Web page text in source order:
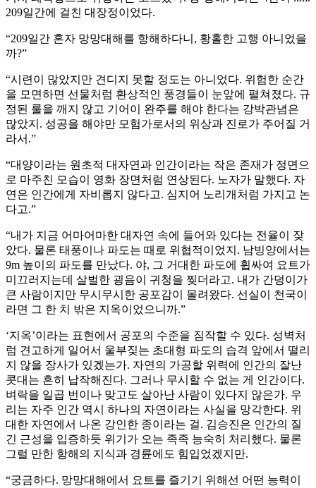
209일간에 걸친 대장정이었다.
“209일간 혼자 망망대해를 항해하다니, 황홀한 고행 아니었을
까?”
“시련이 많았지만 견디지 못할 정도는 아니었다. 위험한 순간
을 모면하면 선물처럼 환상적인 풍경들이 눈앞에 펼쳐졌다. 규
정된 룰을 깨지 않고 기어이 완주를 해야 한다는 강박관념은
많았지. 성공을 해야만 모험가로서의 위상과 진로가 주어질 거
라서.”
“대양이라는 원초적 대자연과 인간이라는 작은 존재가 정면으
로 마주친 모습이 영화 장면처럼 연상된다. 노자가 말했다. 자
연은 인간에게 자비롭지 않다고. 심지어 노리개처럼 가지고 논
다고.”
“내가 지금 어마어마한 대자연 속에 들어와 있다는 전율이 잦
았다. 물론 태풍이나 파도는 때로 위협적이었지. 남빙양에서는
9m 높이의 파도를 만났다. 야, 그 거대한 파도에 휩싸여 요트가
미끄러지는데 살벌한 굉음이 귀청을 찢더라고. 내가 간덩이가
큰 사람이지만 무시무시한 공포감이 몰려왔다. 선실이 천국이
라면 그 한 치 밖은 지옥이었으니까.”
‘지옥’이라는 표현에서 공포의 수준을 짐작할 수 있다. 성벽처
럼 견고하게 일어서 울부짖는 초대형 파도의 습격 앞에서 떨리
지 않을 장사가 있겠는가. 자연의 가공할 위력에 인간의 잘난
콧대는 흔히 납작해진다. 그러나 무시할 수 없는 게 인간이다.
벼락을 일곱 번이나 맞고도 살아난 사람이 있다지 않은가. 우
리는 자주 인간 역시 하나의 자연이라는 사실을 망각한다. 위
대한 자연에서 나온 강인한 종이라는 걸. 김승진은 인간의 질
긴 근성을 입증하듯 위기가 오는 족족 능숙히 처리했다. 물론
그럴 만한 항해의 지식과 경륜에도 힘입었겠지만.
“궁금하다. 망망대해에서 요트를 즐기기 위해선 어떤 능력이